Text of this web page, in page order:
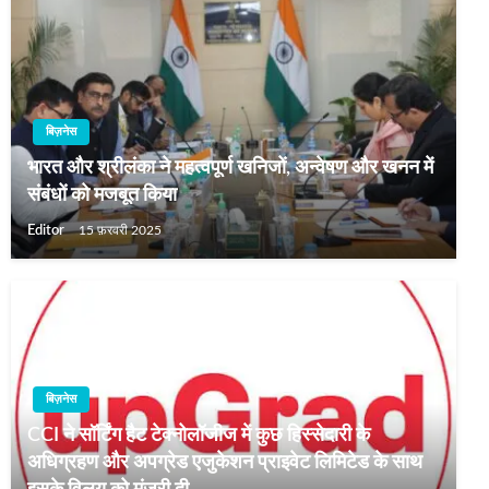
बिज़नेस
भारत और श्रीलंका ने महत्वपूर्ण खनिजों, अन्वेषण और खनन में
संबंधों को मजबूत किया
Editor 15 फ़रवरी 2025
बिज़नेस
CCI ने सॉर्टिंग हैट टेक्नोलॉजीज में कुछ हिस्सेदारी के
अधिग्रहण और अपग्रेड एजुकेशन प्राइवेट लिमिटेड के साथ